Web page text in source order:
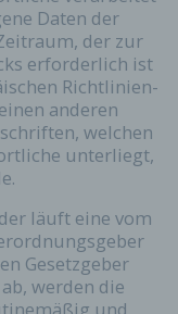
Daten der
der zur
erforderlich ist
Richtlinien-
anderen
welchen
unterliegt,
läuft eine vom
Gesetzgeber
werden die
Informationen
im Sinne
Cookies
die
ist es, den
zu
die
nicht bei
von der
übernommen
Cookie eines